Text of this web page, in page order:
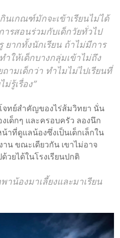
กินเกณฑ์มักจะเข้าเรียนไม่ได้
ารสอนร่วมกับเด็กวัยทั่วไป
ยากทั้งนักเรียน ถ้าไม่มีการ
ให้เด็กบางกลุ่มเข้าไม่ถึง
ถามเด็กว่า ทำไมไม่ไปเรียนที่
รู้เรื่อง”
ทย์สำคัญของไร่ส้มวิทยา นั่น
เด็กๆ และครอบครัว ลองนึก
าที่ดูแลน้องซึ่งเป็นเด็กเล็กใน
น ขณะเดียวกัน เขาไม่อาจ
วยได้ในโรงเรียนปกติ
าน้องมาเลี้ยงและมาเรียน